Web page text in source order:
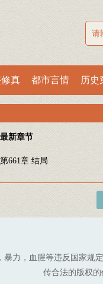
真 都市言情 历史
最新章节
第661章 结局
暴力，血腥等违反国家规
传合法的版权